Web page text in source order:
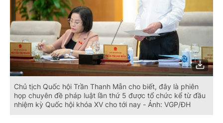
Chủ tịch Quốc hội Trần Thanh Mẫn cho biết, đây là phiên
họp chuyên đề pháp luật lần thứ 5 được tổ chức kể từ đầu
nhiệm kỳ Quốc hội khóa XV cho tới nay - Ảnh: VGP/ĐH